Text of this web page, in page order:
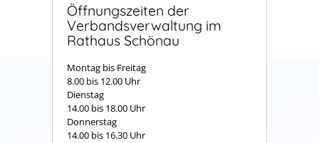
Öffnungszeiten der
Verbandsverwaltung im
Rathaus Schönau
Montag bis Freitag
8.00 bis 12.00 Uhr
Dienstag
14.00 bis 18.00 Uhr
Donnerstag
14.00 bis 16.30 Uhr